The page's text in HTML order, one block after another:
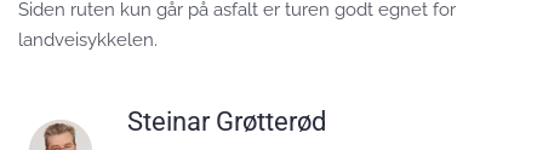
Siden ruten kun går på asfalt er turen godt egnet for
landveisykkelen.
Steinar Grøtterød